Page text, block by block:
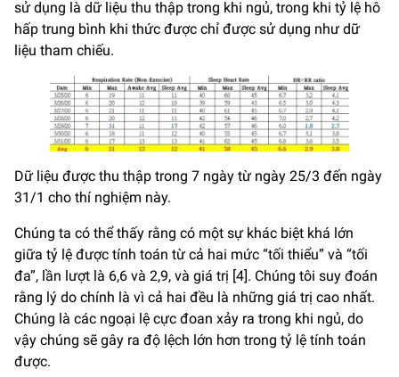
sử dụng là dữ liệu thu thập trong khi ngủ, trong khi tỷ lệ hô
hấp trung bình khi thức được chỉ được sử dụng như dữ
liệu tham chiếu.
Dữ liệu được thu thập trong 7 ngày từ ngày 25/3 đến ngày
31/1 cho thí nghiệm này.
Chúng ta có thể thấy rằng có một sự khác biệt khá lớn
giữa tỷ lệ được tính toán từ cả hai mức “tối thiểu” và “tối
đa”, lần lượt là 6,6 và 2,9, và giá trị [4]. Chúng tôi suy đoán
rằng lý do chính là vì cả hai đều là những giá trị cao nhất.
Chúng là các ngoại lệ cực đoan xảy ra trong khi ngủ, do
vậy chúng sẽ gây ra độ lệch lớn hơn trong tỷ lệ tính toán
được.